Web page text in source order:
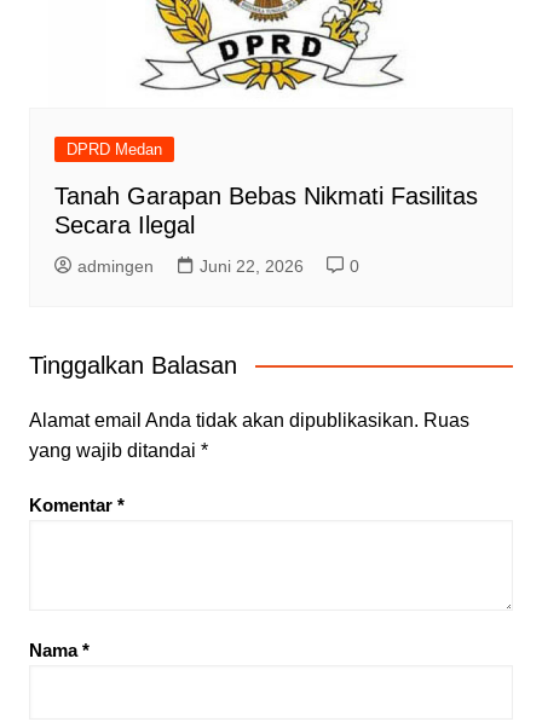
DPRD Medan
Tanah Garapan Bebas Nikmati Fasilitas
Secara Ilegal
admingen Juni 22, 2026 0
Tinggalkan Balasan
Alamat email Anda tidak akan dipublikasikan. Ruas
yang wajib ditandai *
Komentar *
Nama*